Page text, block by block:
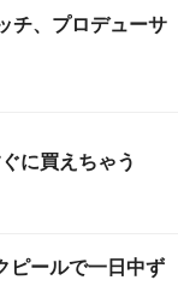
チ、プロデューサ
に買えちゃう
ピールで一日中ず